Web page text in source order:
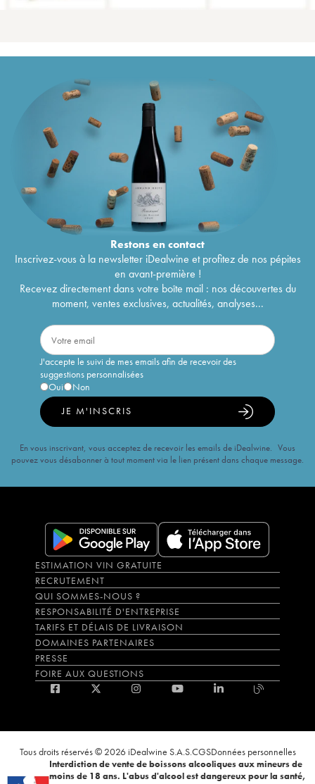
Restons encontact
Inscrivez-vous à la newsletter iDealwine et profitez de nos pépites
en avant-première !
Recevez directement dans votre boîte mail : nos découvertes du
moment, ventes exclusives, actualités, analyses...
J'accepte le suivi de mes emails afin de recevoir des
suggestions personnalisées
Oui
Non
JE M'INSCRIS
En vous inscrivant, vous acceptez de recevoir les emails de iDealwine. Vous
pouvez vous désabonner à tout moment via le lien présent dans chaque message.
ESTIMATION VIN GRATUITE
RECRUTEMENT
QUI SOMMES-NOUS ?
RESPONSABILITÉ D'ENTREPRISE
TARIFS ET DÉLAIS DE LIVRAISON
DOMAINES PARTENAIRES
PRESSE
FOIRE AUX QUESTIONS
Tous droits réservés © 2026 iDealwine S.A.S.CGSDonnées personnelles
Interdiction de vente de boissons alcooliques aux mineurs de
moins de 18 ans. L'abus d'alcool est dangereux pour la santé,